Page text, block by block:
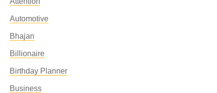
Automotive
Bhajan
Billionaire
Birthday Planner
Business